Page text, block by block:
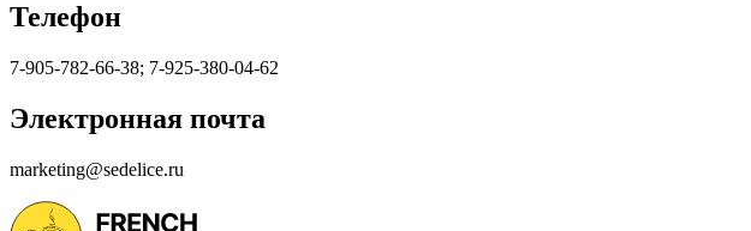
Телефон
7-905-782-66-38; 7-925-380-04-62
Электронная почта
marketing@sedelice.ru